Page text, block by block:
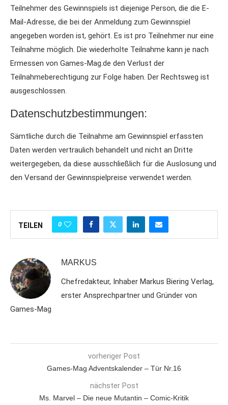
Teilnehmer des Gewinnspiels ist diejenige Person, die die E-
Mail-Adresse, die bei der Anmeldung zum Gewinnspiel
angegeben worden ist, gehört. Es ist pro Teilnehmer nur eine
Teilnahme möglich. Die wiederholte Teilnahme kann je nach
Ermessen von Games-Mag.de den Verlust der
Teilnahmeberechtigung zur Folge haben. Der Rechtsweg ist
ausgeschlossen.
Datenschutzbestimmungen:
Sämtliche durch die Teilnahme am Gewinnspiel erfassten
Daten werden vertraulich behandelt und nicht an Dritte
weitergegeben, da diese ausschließlich für die Auslosung und
den Versand der Gewinnspielpreise verwendet werden.
TEILEN 0
MARKUS
Chefredakteur, Inhaber Markus Biering Verlag,
erster Ansprechpartner und Gründer von
Games-Mag
vorheriger Post
Games-Mag Adventskalender – Tür Nr.16
nächster Post
Ms. Marvel – Die neue Mutantin – Comic-Kritik